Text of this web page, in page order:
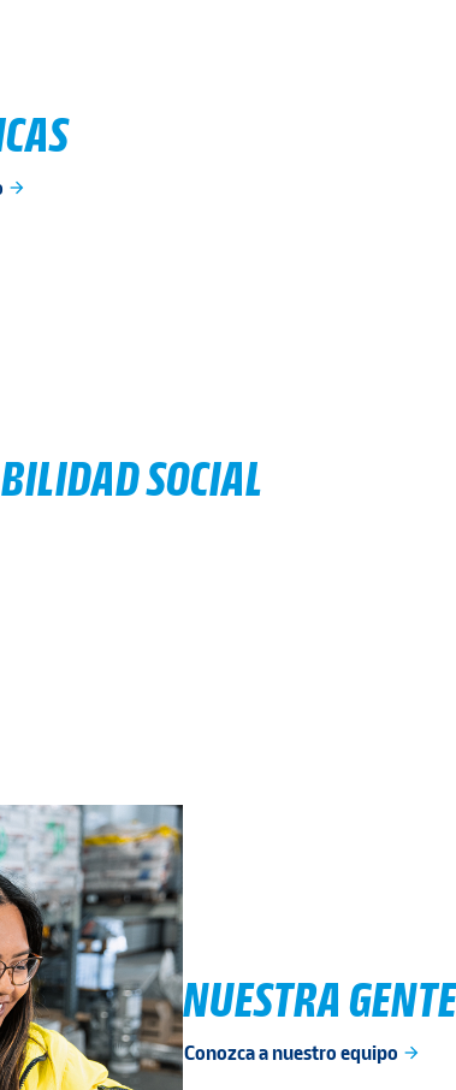
arrow_forward
SOCIAL
NUESTRA
Conozca a nuestro equipo arrow_forward